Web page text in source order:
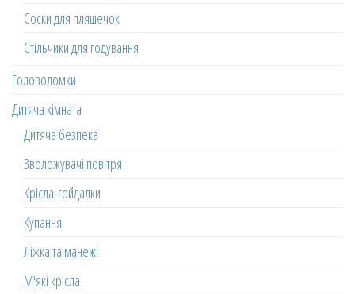
Соски для пляшечок
Стільчики для годування
Головоломки
Дитяча кімната
Дитяча безпека
Зволожувачі повітря
Крісла-гойдалки
Купання
Ліжка та манежі
М'які крісла